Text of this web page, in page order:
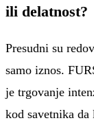
ili delatnost?
Presudni su
samo iznos.
je trgovanje
kod savetnika